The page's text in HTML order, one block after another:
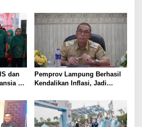
Prioritas
dan
di
Pemprov Lampung Berhasil
Kendalikan Inflasi, Jadi
Terendah di Sumatera